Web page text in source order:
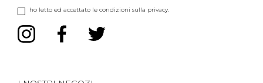
ho letto ed accettato le condizioni sulla privacy.